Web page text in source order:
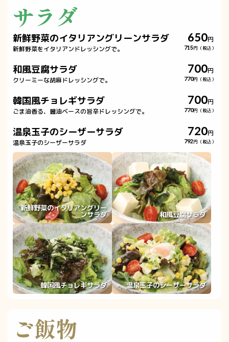
サラダ
新鮮野菜のイタリアングリーンサラダ
新鮮野菜をイタリアンドレッシングで。
650円
715円（税込）
和風豆腐サラダ
クリーミーな胡麻ドレッシングで。
700円
770円（税込）
韓国風チョレギサラダ
ごま油香る、醤油ベースの旨辛ドレッシングで。
700円
770円（税込）
温泉玉子のシーザーサラダ
温泉玉子のシーザーサラダ
720円
792円（税込）
新鮮野菜のイタリアングリー
ンサラダ 和風豆腐サラダ
韓国風チョレギサラダ 温泉玉子のシーザーサラダ
ご飯物